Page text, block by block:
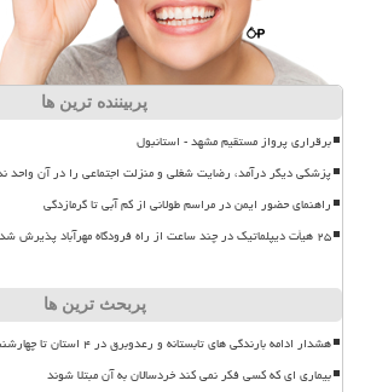
پربیننده ترین ها
برقراری پرواز مستقیم مشهد - استانبول
پزشکی دیگر درآمد، رضایت شغلی و منزلت اجتماعی را در آن واحد
راهنمای حضور ایمن در مراسم طولانی از کم آبی تا گرمازدگی
۲۵ هیأت دیپلماتیک در چند ساعت از راه فرودگاه مهرآباد پذیرش شدند
پربحث ترین ها
هشدار ادامه بارندگی های تابستانه و رعدوبرق در ۴ استان تا چهارشنبه
بیماری ای که کسی فکر نمی کند خردسالان به آن مبتلا شوند